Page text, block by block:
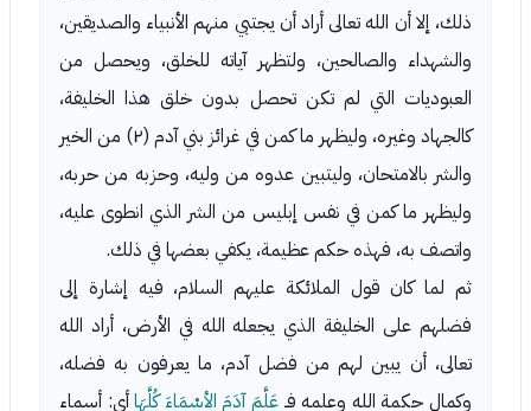
ذلك، إلا أن الله تعالى أراد أن يجتبي منهم الأنبياء والصديقين،
والشهداء والصالحين، ولتظهر آياته للخلق، ويحصل من
العبوديات التي لم تكن تحصل بدون خلق هذا الخليفة،
كالجهاد وغيره، وليظهر ما كمن في غرائز بني آدم (٢) من الخير
والشر بالامتحان، وليتبين عدوه من وليه، وحزبه من حربه،
وليظهر ما كمن في نفس إبليس من الشر الذي انطوى عليه،
واتصف به، فهذه حكم عظيمة، يكفي بعضها في ذلك.
ثم لما كان قول الملائكة عليهم السلام، فيه إشارة إلى
فضلهم على الخليفة الذي يجعله الله في الأرض، أراد الله
تعالى، أن يبين لهم من فضل آدم، ما يعرفون به فضله،
وكمال حكمة الله وعلمه فـ عَلَّمَ آدَمَ الأسْمَاءَ كُلَّهَاأي: أسماء